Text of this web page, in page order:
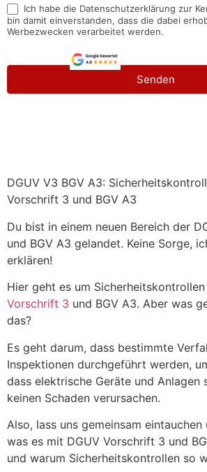
Ich habe die Datenschutzerklärung zur
bin damit einverstanden, dass die dabei
Werbezwecken verarbeitet werden.
Senden
DGUV V3 BGV A3:
Vorschrift 3 und BGV A3
Du bist in einem neuen Bereich der
und BGV A3 gelandet. Keine Sorge,
erklären!
Hier geht es um
Vorschrift 3 und BGV A3. Aber was
das?
Es geht darum, dass bestimmte
Inspektionen durchgeführt werden,
dass elektrische Geräte und Anlagen
keinen Schaden verursachen.
Also, lass uns gemeinsam eintauchen
was es mit DGUV Vorschrift 3 und
und warum Sicherheitskontrollen so